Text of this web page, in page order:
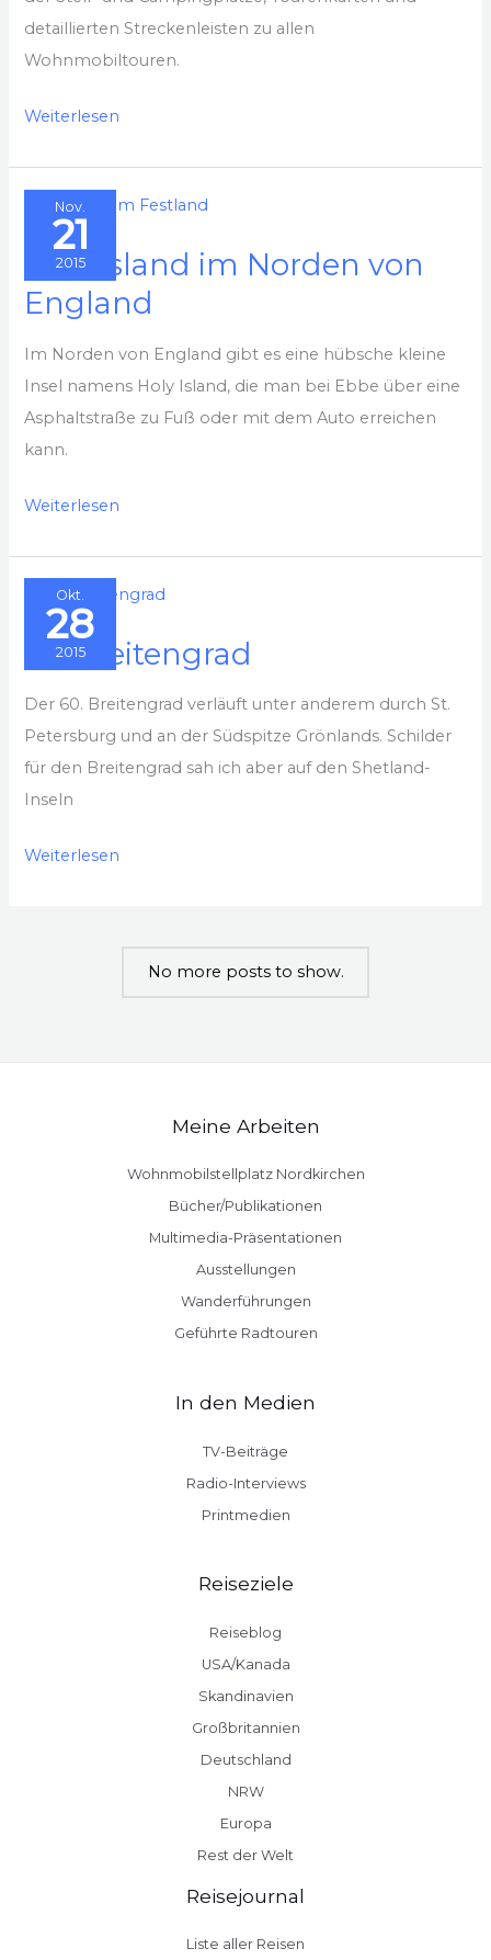
detaillierten Streckenleisten zu allen
Wohnmobiltouren.
Wohnmobilreiseführer
Weiterlesen
Nov.
21
2015
Holy Island im Norden von
England
Im Norden von England gibt es eine hübsche kleine
Insel namens Holy Island, die man bei Ebbe über eine
Asphaltstraße zu Fuß oder mit dem Auto erreichen
kann.
Holy
Norden
von
England
Weiterlesen
Okt.
28
2015
60. Breitengrad
Der 60. Breitengrad verläuft unter anderem durch St.
Petersburg und an der Südspitze Grönlands. Schilder
für den Breitengrad sah ich aber auf den Shetland-
Inseln
60.
Weiterlesen
No more posts to show.
Meine Arbeiten
Wohnmobilstellplatz Nordkirchen
Bücher/Publikationen
Multimedia-Präsentationen
Ausstellungen
Wanderführungen
Geführte Radtouren
In den Medien
TV-Beiträge
Radio-Interviews
Printmedien
Reiseziele
Reiseblog
USA/Kanada
Skandinavien
Großbritannien
Deutschland
NRW
Europa
Rest der Welt
Reisejournal
Liste aller Reisen